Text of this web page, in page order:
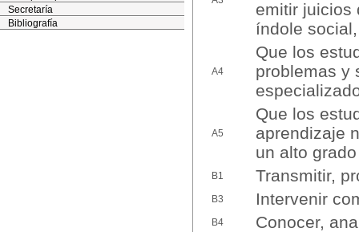
Secretaría
Bibliografía
emitir juicios
índole
A4
Que los
problemas y
A5
Que los
aprendizaje
un alto
B1 Transmitir,
B3 Intervenir
B4 Conocer,